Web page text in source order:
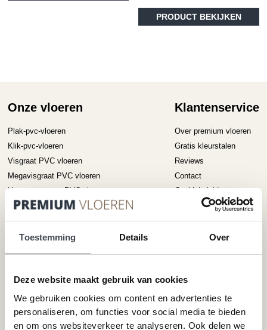
Toestemming Details Over
Deze website maakt gebruik van cookies
We gebruiken cookies om content en advertenties te
personaliseren, om functies voor social media te bieden
en om ons websiteverkeer te analyseren. Ook delen we
meerdere
productpagina
PRODUCT BEKIJKEN
Onze vloeren
Plak-pvc-vloeren
Klik-pvc-vloeren
Visgraat PVC vloeren
Megavisgraat PVC vloeren
Hongaarse punt PVC vloeren
Betonlook PVC vloeren
Houtlook PVC vloeren
Steenlook PVC vloeren
Klantenservice
Over premium vloeren
Gratis kleurstalen
Reviews
Contact
Cookiebeleid
Merken
Pvc-vloeren van Forbo
Pvc-vloeren van Moduleo
Pvc-vloeren van Tarkett
Service
Schoonmaken
Pvc-vloer laten leggen
Toplaag pvc vloer